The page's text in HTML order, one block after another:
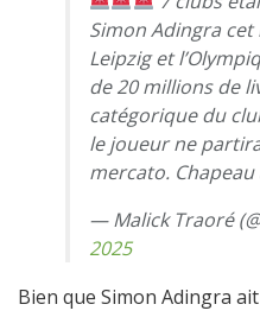
Simon Adingra
Leipzig et
de 20 millions de
catégorique du
le joueur ne
mercato.
— Malick Traoré
2025
Bien que Simon Adingra